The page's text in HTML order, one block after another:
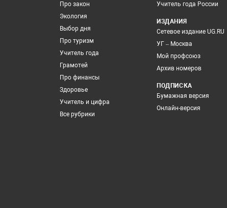
Про закон
Экология
Выбор дня
Про туризм
Учитель года
Грамотей
Про финансы
Здоровье
Учитель и цифра
Все рубрики
Учитель года России
ИЗДАНИЯ
Сетевое издание UG.RU
УГ – Москва
Мой профсоюз
Архив номеров
ПОДПИСКА
Бумажная версия
Онлайн-версия